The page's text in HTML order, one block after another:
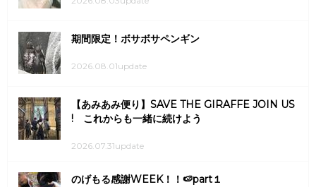
期間限定！ボサボサペンギン
2026.08.01update
【あみあみ便り】SAVE THE GIRAFFE JOIN US
! これからも一緒に続けよう
2026.07.31update
のげもる感謝WEEK！！🍉part１